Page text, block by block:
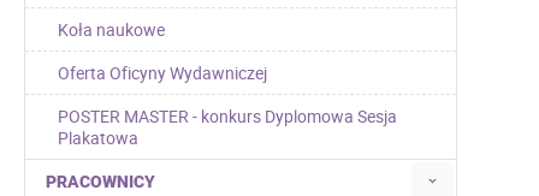
Koła naukowe
Oferta Oficyny Wydawniczej
POSTER MASTER - konkurs Dyplomowa Sesja
Plakatowa
PRACOWNICY